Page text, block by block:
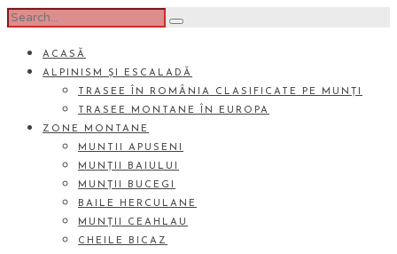
ACASĂ
ALPINISM ȘI ESCALADĂ
TRASEE ÎN ROMÂNIA CLASIFICATE PE MUNȚI
TRASEE MONTANE ÎN EUROPA
ZONE MONTANE
MUNTII APUSENI
MUNȚII BAIULUI
MUNȚII BUCEGI
BAILE HERCULANE
MUNȚII CEAHLAU
CHEILE BICAZ